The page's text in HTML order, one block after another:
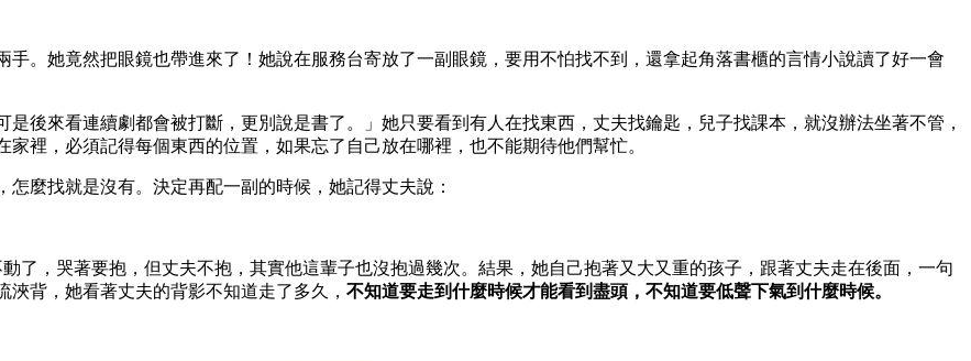
。她竟然把眼鏡也帶進來了！她說在服務台寄放了一副眼鏡，要用不怕找不到，還拿起角落書櫃的言情小說讀了好一會
是後來看連續劇都會被打斷，更別說是書了。」她只要看到有人在找東西，丈夫找鑰匙，兒子找課本，就沒辦法坐著不管，
裡，必須記得每個東西的位置，如果忘了自己放在哪裡，也不能期待他們幫忙。
麼找就是沒有。決定再配一副的時候，她記得丈夫說：
了，哭著要抱，但丈夫不抱，其實他這輩子也沒抱過幾次。結果，她自己抱著又大又重的孩子，跟著丈夫走在後面，一句
背，她看著丈夫的背影不知道走了多久， 不知道要走到什麼時候才能看到盡頭，不知道要低聲下氣到什麼時候。